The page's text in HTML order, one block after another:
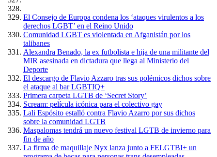
El Consejo de Europa condena los ‘ataques virulentos a los
derechos LGBT’ en el Reino Unido
Comunidad LGBT es violentada en Afganistán por los
talibanes
Alexandra Benado, la ex futbolista e hija de una militante del
MIR asesinada en dictadura que llega al Ministerio del
Deporte
El descargo de Flavio Azzaro tras sus polémicos dichos sobre
el ataque al bar LGBTIQ+
Primera carpeta LGTB de ‘Secret Story’
Scream: película icónica para el colectivo gay
Lali Espósito estalló contra Flavio Azarro por sus dichos
sobre la comunidad LGTB
Maspalomas tendrá un nuevo festival LGTB de invierno para
fin de año
La firma de maquillaje Nyx lanza junto a FELGTBI+ un